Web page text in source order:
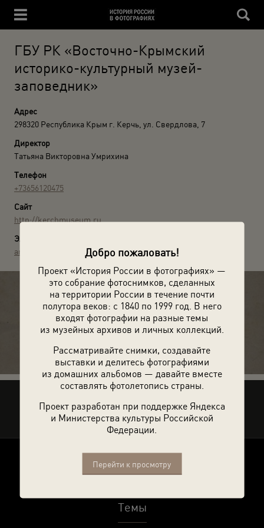
Добро пожаловать!
Проект «История России в фотографиях» —
это собрание фотоснимков, сделанных
на территории России в течение почти
полутора веков: с 1840 по 1999 год. В него
входят фотографии на разные темы
из музейных архивов и личных коллекций.
Рассматривайте снимки, создавайте
выставки и делитесь фотографиями
из домашних альбомов — давайте вместе
составлять фотолетопись страны.
Проект разработан при поддержке Яндекса
и Министерства культуры Российской
Федерации.
Перейти к просмотру
ГБУ РК «Восточно-Крымский
историко-культурный музей-
заповедник»
Адрес
298320 Республика Крым г. Керчь, ул. Свердлова, 7
Директор
Татьяна Викторовна Умрихина
Телефон
+73656120475
Сайт
http://kerchmuseum.ru
Электронная почта
arhmuseum1826@yandex.ru
14 фотографий
Рассказать друзьям
О проекте
Темы